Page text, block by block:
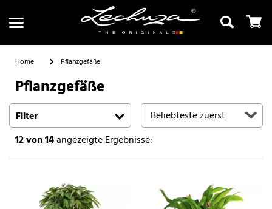
Suchen
Home Pflanzgefäße
Pflanzgefäße
Filter
12von 14angezeigte Ergebnisse: